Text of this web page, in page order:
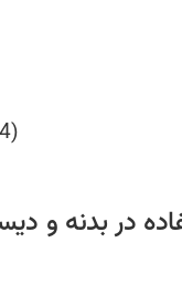
در بدنه